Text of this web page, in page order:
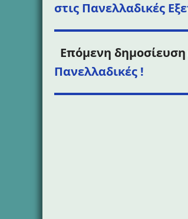
στις Πανελλαδικές
Επόμενη δημοσίευση
Πανελλαδικές !